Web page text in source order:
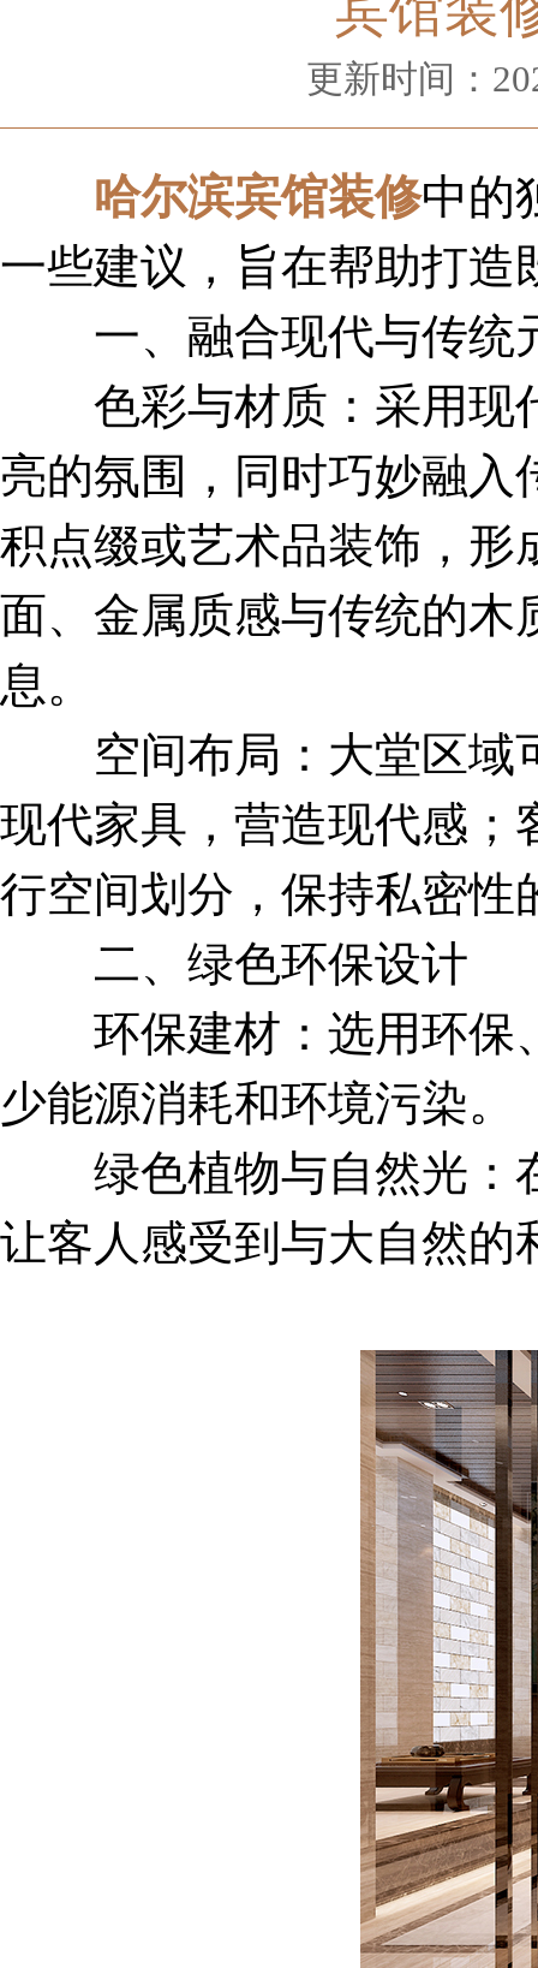
更新时间：
哈尔滨宾馆装修中的
一些建议，旨在帮助打造
一、融合现代与传统
色彩与材质：采用现
亮的氛围，同时巧妙融入
积点缀或艺术品装饰，形
面、金属质感与传统的木
息。
空间布局：大堂区域
现代家具，营造现代感；
行空间划分，保持私密性
二、绿色环保设计
环保建材：选用环保
少能源消耗和环境污染。
绿色植物与自然光：
让客人感受到与大自然的